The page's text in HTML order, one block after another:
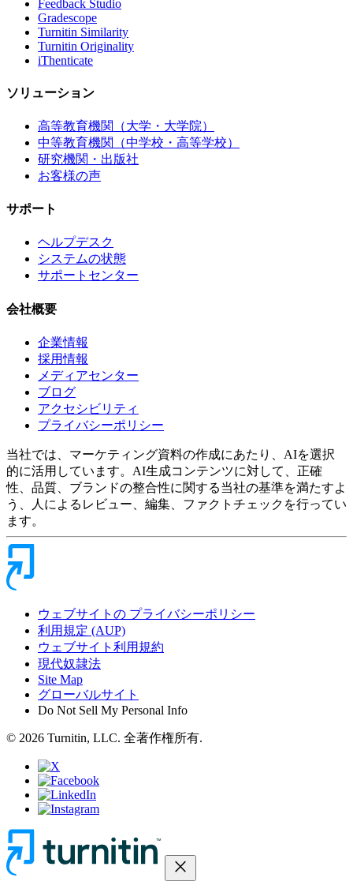
Feedback Studio
Gradescope
Turnitin Similarity
Turnitin Originality
iThenticate
ソリューション
高等教育機関（大学・大学院）
中等教育機関（中学校・高等学校）
研究機関・出版社
お客様の声
サポート
ヘルプデスク
システムの状態
サポートセンター
会社概要
企業情報
採用情報
メディアセンター
ブログ
アクセシビリティ
プライバシーポリシー
当社では、マーケティング資料の作成にあたり、AIを選択
的に活用しています。AI生成コンテンツに対して、正確
性、品質、ブランドの整合性に関する当社の基準を満たすよ
う、人によるレビュー、編集、ファクトチェックを行ってい
ます。
ウェブサイトの プライバシーポリシー
利用規定 (AUP)
ウェブサイト利用規約
現代奴隷法
Site Map
グローバルサイト
Do Not Sell My Personal Info
© 2026 Turnitin, LLC. 全著作権所有.
close